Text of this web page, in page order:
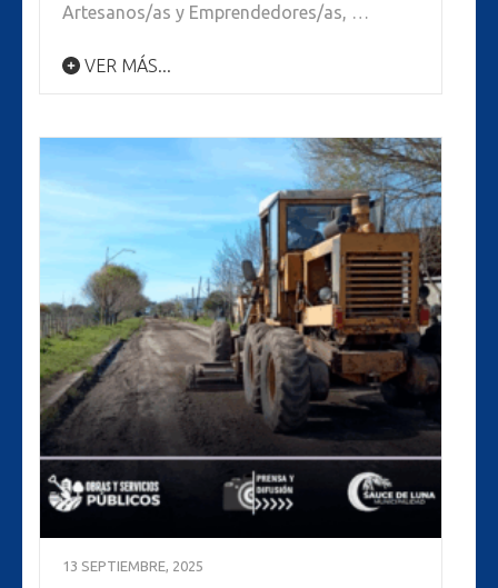
Artesanos/as y Emprendedores/as, …
VER MÁS...
13 SEPTIEMBRE, 2025